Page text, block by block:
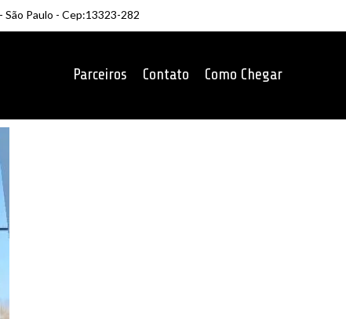
São Paulo - Cep:13323-282
Parceiros Contato Como Chegar